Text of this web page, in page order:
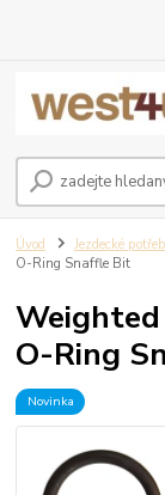
Úvod Jezdecké
O-Ring Snaffle Bit
O-Ring
Novinka